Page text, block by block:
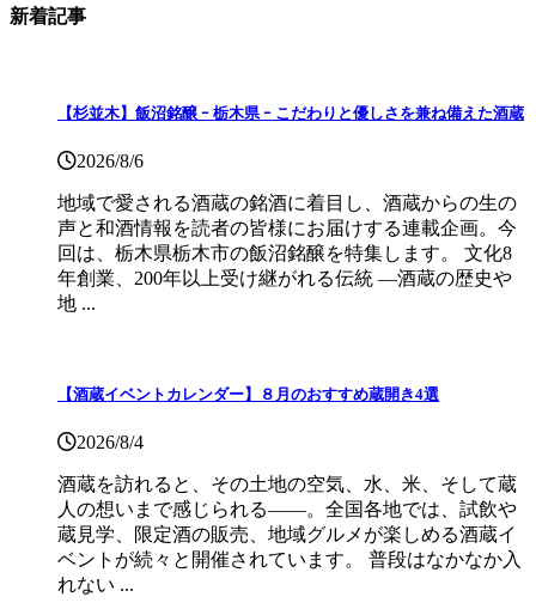
新着記事
【杉並木】飯沼銘醸 ｰ 栃木県 ｰ こだわりと優しさを兼ね備えた酒蔵
2026/8/6
地域で愛される酒蔵の銘酒に着目し、酒蔵からの生の
声と和酒情報を読者の皆様にお届けする連載企画。今
回は、栃木県栃木市の飯沼銘醸を特集します。 文化8
年創業、200年以上受け継がれる伝統 ―酒蔵の歴史や
地 ...
【酒蔵イベントカレンダー】８月のおすすめ蔵開き4選
2026/8/4
酒蔵を訪れると、その土地の空気、水、米、そして蔵
人の想いまで感じられる——。全国各地では、試飲や
蔵見学、限定酒の販売、地域グルメが楽しめる酒蔵イ
ベントが続々と開催されています。 普段はなかなか入
れない ...